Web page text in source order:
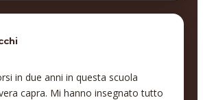
soprattutto Interior design… che si
anche a quello che ho fatto
in due anni in questa scuola
capra. Mi hanno insegnato tutto